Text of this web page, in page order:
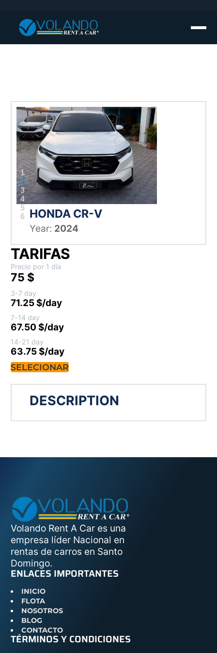
1
2
3
4
5
6
HONDA CR-V
Year: 2024
TARIFAS
Precio por 1 día
75 $
3-7 day
71.25 $/day
7-14 day
67.50 $/day
14-21 day
63.75 $/day
SELECIONAR
DESCRIPTION
Volando Rent A Car es una
empresa líder Nacional en
rentas de carros en Santo
Domingo.
ENLACES IMPORTANTES
INICIO
FLOTA
NOSOTROS
BLOG
CONTACTO
TÉRMINOS Y CONDICIONES